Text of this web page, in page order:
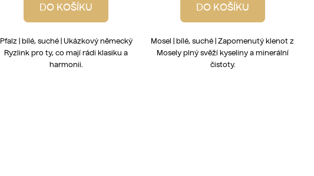
DO KOŠÍKU
Pfalz | bílé, suché | Ukázkový německý
Ryzlink pro ty, co mají rádi klasiku a
harmonii.
DO KOŠÍKU
Mosel | bílé, suché | Zapomenutý klenot z
Mosely plný svěží kyseliny a minerální
čistoty.